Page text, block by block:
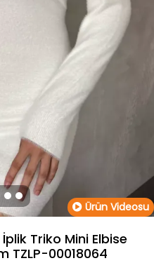
Ürün Videosu
Triko Mini Elbise
TZLP-00018064